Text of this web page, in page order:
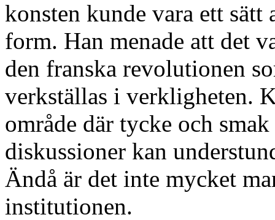
konsten kunde vara ett
form. Han menade att det
den franska revolutionen
verkställas i verkligheten.
område där tycke och
diskussioner kan
Ändå är det inte mycket
institutionen.